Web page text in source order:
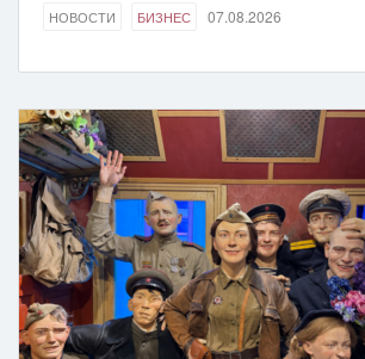
НОВОСТИ БИЗНЕС 07.08.2026